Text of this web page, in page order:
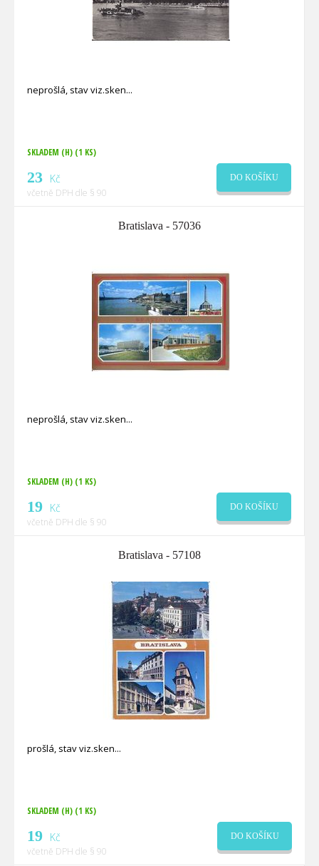
neprošlá, stav viz.sken
SKLADEM (H) (1 KS)
23 Kč
včetně DPH dle § 90
DO KOŠÍKU
Bratislava - 57036
neprošlá, stav viz.sken
SKLADEM (H) (1 KS)
19 Kč
včetně DPH dle § 90
DO KOŠÍKU
Bratislava - 57108
prošlá, stav viz.sken
SKLADEM (H) (1 KS)
19 Kč
včetně DPH dle § 90
DO KOŠÍKU